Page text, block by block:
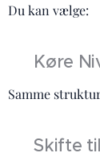
Du kan vælge:
▶️ Køre
Samme
▶️ Skifte